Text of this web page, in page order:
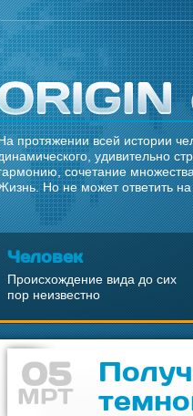
протяжении всей истории
удивительно
сочетание
Но не может ответить
Человек
Происхождение вида до сих
пор неизвестно
05
МРТ